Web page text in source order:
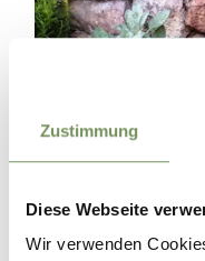
Zustimmung
Diese Webseite
Wir verwenden